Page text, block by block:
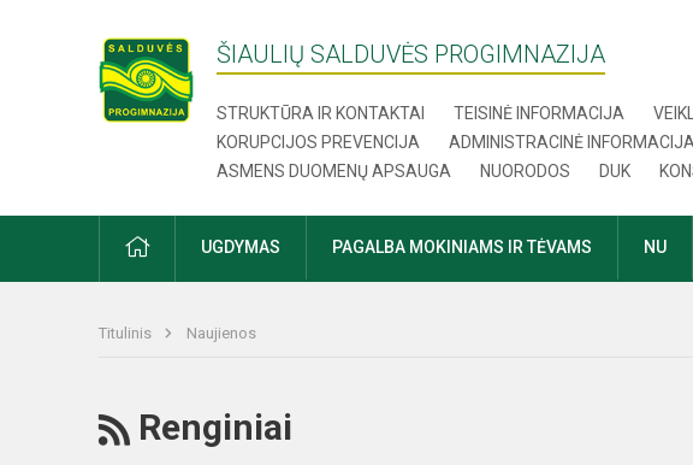
ŠIAULIŲ SALDUVĖS PROGIMNAZIJA
STRUKTŪRA IR KONTAKTAI TEISINĖ INFORMACIJA
KORUPCIJOS PREVENCIJA
ADMINISTRACINĖ INFORMACIJA
ASMENS DUOMENŲ APSAUGA
NUORODOS DUK
UGDYMAS PAGALBA MOKINIAMS IR TĖVAMS NU
Titulinis Naujienos
Renginiai